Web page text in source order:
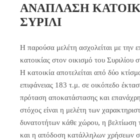
ΑΝΑΠΛΑΣΗ
ΣΥΡΙΛΙ
Η παρούσα μελέτη ασχολείται με την
κατοικίας στον οικισμό του Συριλίου
Η κατοικία αποτελείται από δύο
επιφάνειας 183 τ.μ. σε οικόπεδο
πρόταση αποκατάστασης και
στόχος είναι η μελέτη των
δυνατοτήτων κάθε χώρου, η
και η απόδοση κατάλληλων χρήσεων